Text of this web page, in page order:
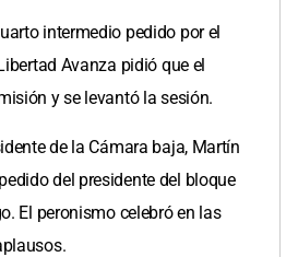
intermedio pedido por el
Avanza pidió que el
y se levantó la sesión.
de la Cámara baja, Martín
del presidente del bloque
El peronismo celebró en las